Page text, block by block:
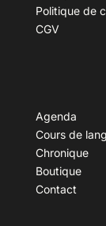
Politique de
CGV
Agenda
Cours de
Chronique
Boutique
Contact